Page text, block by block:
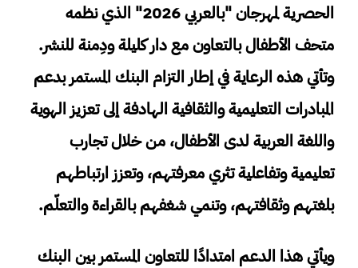
الحصرية لمهرجان "بالعربي 2026" الذي نظمه
متحف الأطفال بالتعاون مع دار كليلة ودِمنة للنشر.
وتأتي هذه الرعاية في إطار التزام البنك المستمر بدعم
المبادرات التعليمية والثقافية الهادفة إلى تعزيز الهوية
واللغة العربية لدى الأطفال، من خلال تجارب
تعليمية وتفاعلية تثري معرفتهم، وتعزز ارتباطهم
بلغتهم وثقافتهم، وتنمي شغفهم بالقراءة والتعلّم.
ويأتي هذا الدعم امتدادًا للتعاون المستمر بين البنك